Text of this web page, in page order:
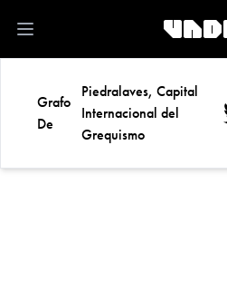
Open main menu
Grafo
De
Piedralaves, Capital
Internacional del
Grequismo